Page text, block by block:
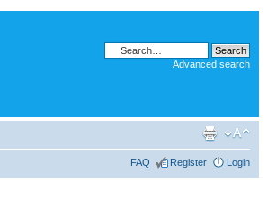
Advanced search
FAQ Register Login